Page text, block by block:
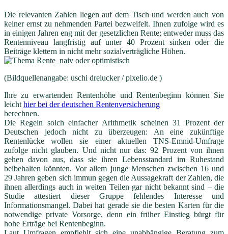
Die relevanten Zahlen liegen auf dem Tisch und werden auch von
keiner ernst zu nehmenden Partei bezweifelt. Ihnen zufolge wird es
in einigen Jahren eng mit der gesetzlichen Rente; entweder muss das
Rentenniveau langfristig auf unter 40 Prozent sinken oder die
Beiträge klettern in nicht mehr sozialverträgliche Höhen.
(Bildquellenangabe: uschi dreiucker / pixelio.de )
Ihre zu erwartenden Rentenhöhe und Rentenbeginn können Sie
leicht hier bei der deutschen Rentenversicherung
berechnen.
Die Regeln solch einfacher Arithmetik scheinen 31 Prozent der
Deutschen jedoch nicht zu überzeugen: An eine zukünftige
Rentenlücke wollen sie einer aktuellen TNS-Emnid-Umfrage
zufolge nicht glauben. Und nicht nur das: 92 Prozent von ihnen
gehen davon aus, dass sie ihren Lebensstandard im Ruhestand
beibehalten könnten. Vor allem junge Menschen zwischen 16 und
29 Jahren geben sich immun gegen die Aussagekraft der Zahlen, die
ihnen allerdings auch in weiten Teilen gar nicht bekannt sind – die
Studie attestiert dieser Gruppe fehlendes Interesse und
Informationsmangel. Dabei hat gerade sie die besten Karten für die
notwendige private Vorsorge, denn ein früher Einstieg bürgt für
hohe Erträge bei Rentenbeginn.